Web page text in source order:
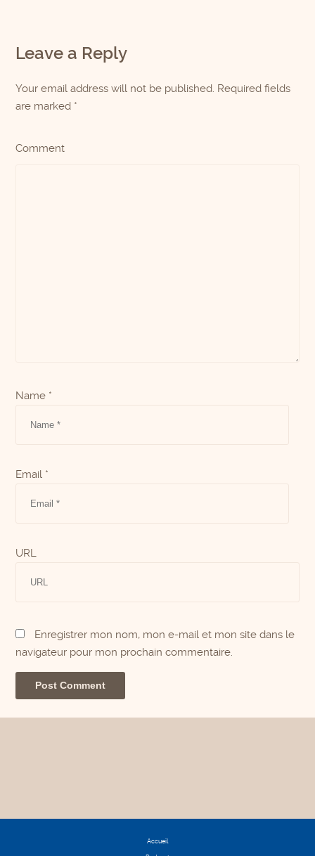
Leave a Reply
Your email address will not be published. Required fields
are marked *
Comment
Name *
Email *
URL
Enregistrer mon nom, mon e-mail et mon site dans le
navigateur pour mon prochain commentaire.
Accueil